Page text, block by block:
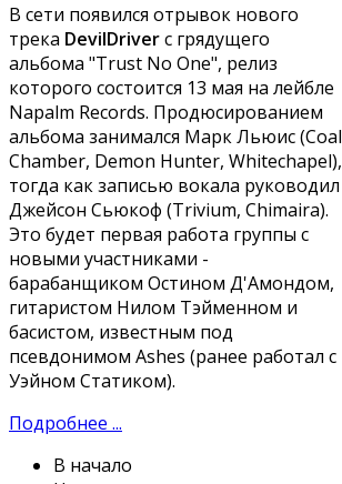
В сети появился отрывок нового
трека DevilDriverс грядущего
альбома "Trust No One", релиз
которого состоится 13 мая на лейбле
Napalm Records. Продюсированием
альбома занимался Марк Льюис (Coal
Chamber, Demon Hunter, Whitechapel),
тогда как записью вокала руководил
Джейсон Сьюкоф (Trivium, Chimaira).
Это будет первая работа группы с
новыми участниками -
барабанщиком Остином Д'Амондом,
гитаристом Нилом Тэйменном и
басистом, известным под
псевдонимом Ashes (ранее работал с
Уэйном Статиком).
Подробнее ...
В начало